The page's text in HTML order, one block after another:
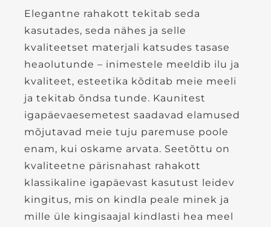
Elegantne rahakott tekitab seda
kasutades, seda nähes ja selle
kvaliteetset materjali katsudes tasase
heaolutunde – inimestele meeldib ilu ja
kvaliteet, esteetika kõditab meie meeli
ja tekitab õndsa tunde. Kaunitest
igapäevaesemetest saadavad elamused
mõjutavad meie tuju paremuse poole
enam, kui oskame arvata. Seetõttu on
kvaliteetne pärisnahast rahakott
klassikaline igapäevast kasutust leidev
kingitus, mis on kindla peale minek ja
mille üle kingisaajal kindlasti hea meel